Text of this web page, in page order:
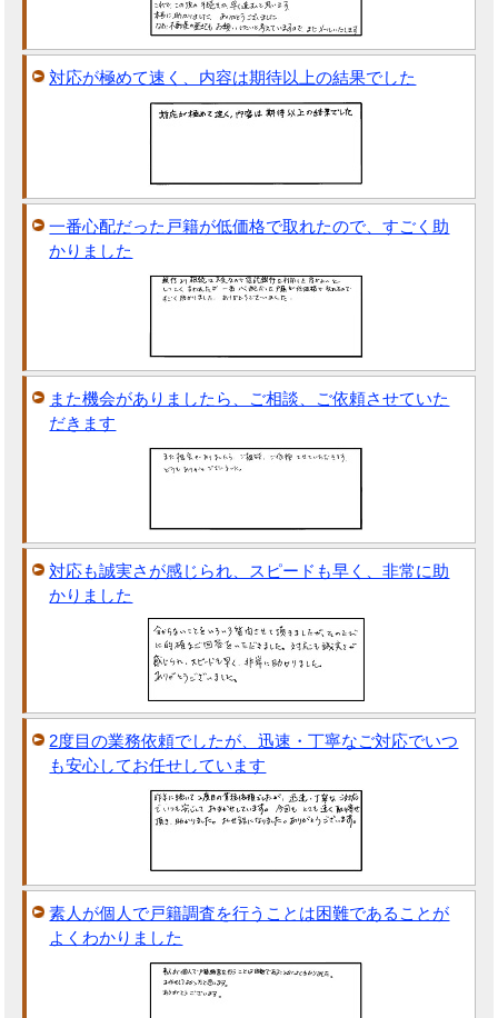
対応が極めて速く、内容は期待以上の結果でした
一番心配だった戸籍が低価格で取れたので、すごく助
かりました
また機会がありましたら、ご相談、ご依頼させていた
だきます
対応も誠実さが感じられ、スピードも早く、非常に助
かりました
2度目の業務依頼でしたが、迅速・丁寧なご対応でいつ
も安心してお任せしています
素人が個人で戸籍調査を行うことは困難であることが
よくわかりました